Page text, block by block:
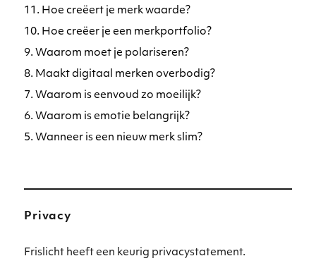
11. Hoe creëert je merk waarde?
10. Hoe creëer je een merkportfolio?
9. Waarom moet je polariseren?
8. Maakt digitaal merken overbodig?
7. Waarom is eenvoud zo moeilijk?
6. Waarom is emotie belangrijk?
5. Wanneer is een nieuw merk slim?
Privacy
Frislicht heeft een keurig privacystatement.